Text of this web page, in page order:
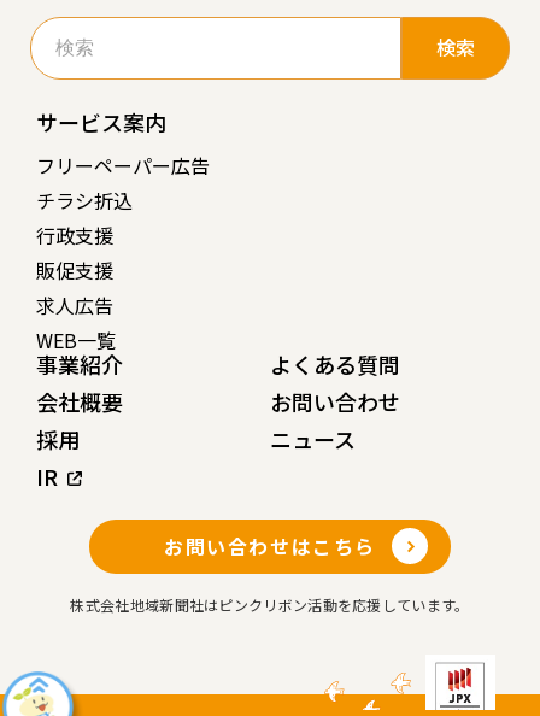
検
索:
サービス案内
フリーペーパー広告
チラシ折込
行政支援
販促支援
求人広告
WEB一覧
事業紹介
会社概要
採用
IR
よくある質問
お問い合わせ
ニュース
お問い合わせはこちら
株式会社地域新聞社はピンクリボン活動を応援しています。